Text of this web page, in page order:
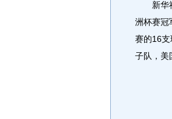
新华社
洲杯赛冠
赛的16
子队，美